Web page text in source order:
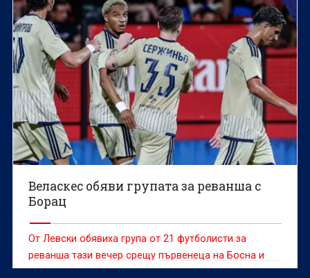
Веласкес обяви групата за реванша с
Борац
От Левски обявиха група от 21 футболисти за
реванша тази вечер срещу първенеца на Босна и
Херцеговина Борац Баня Лука в първия кръг от